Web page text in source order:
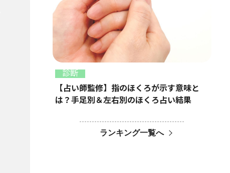
診断
【占い師監修】指のほくろが示す意味と
は？手足別＆左右別のほくろ占い結果
ランキング一覧へ